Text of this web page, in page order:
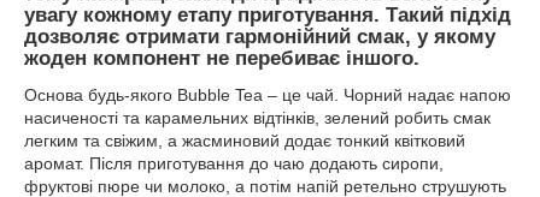
увагу кожному етапу приготування. Такий підхід
дозволяє отримати гармонійний смак, у якому
жоден компонент не перебиває іншого.
Основа будь-якого Bubble Tea – це чай. Чорний надає напою
насиченості та карамельних відтінків, зелений робить смак
легким та свіжим, а жасминовий додає тонкий квітковий
аромат. Після приготування до чаю додають сиропи,
фруктові пюре чи молоко, а потім напій ретельно струшують